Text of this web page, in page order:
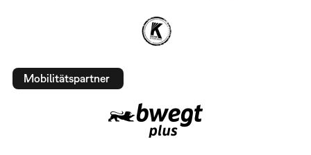
Mobilitätspartner